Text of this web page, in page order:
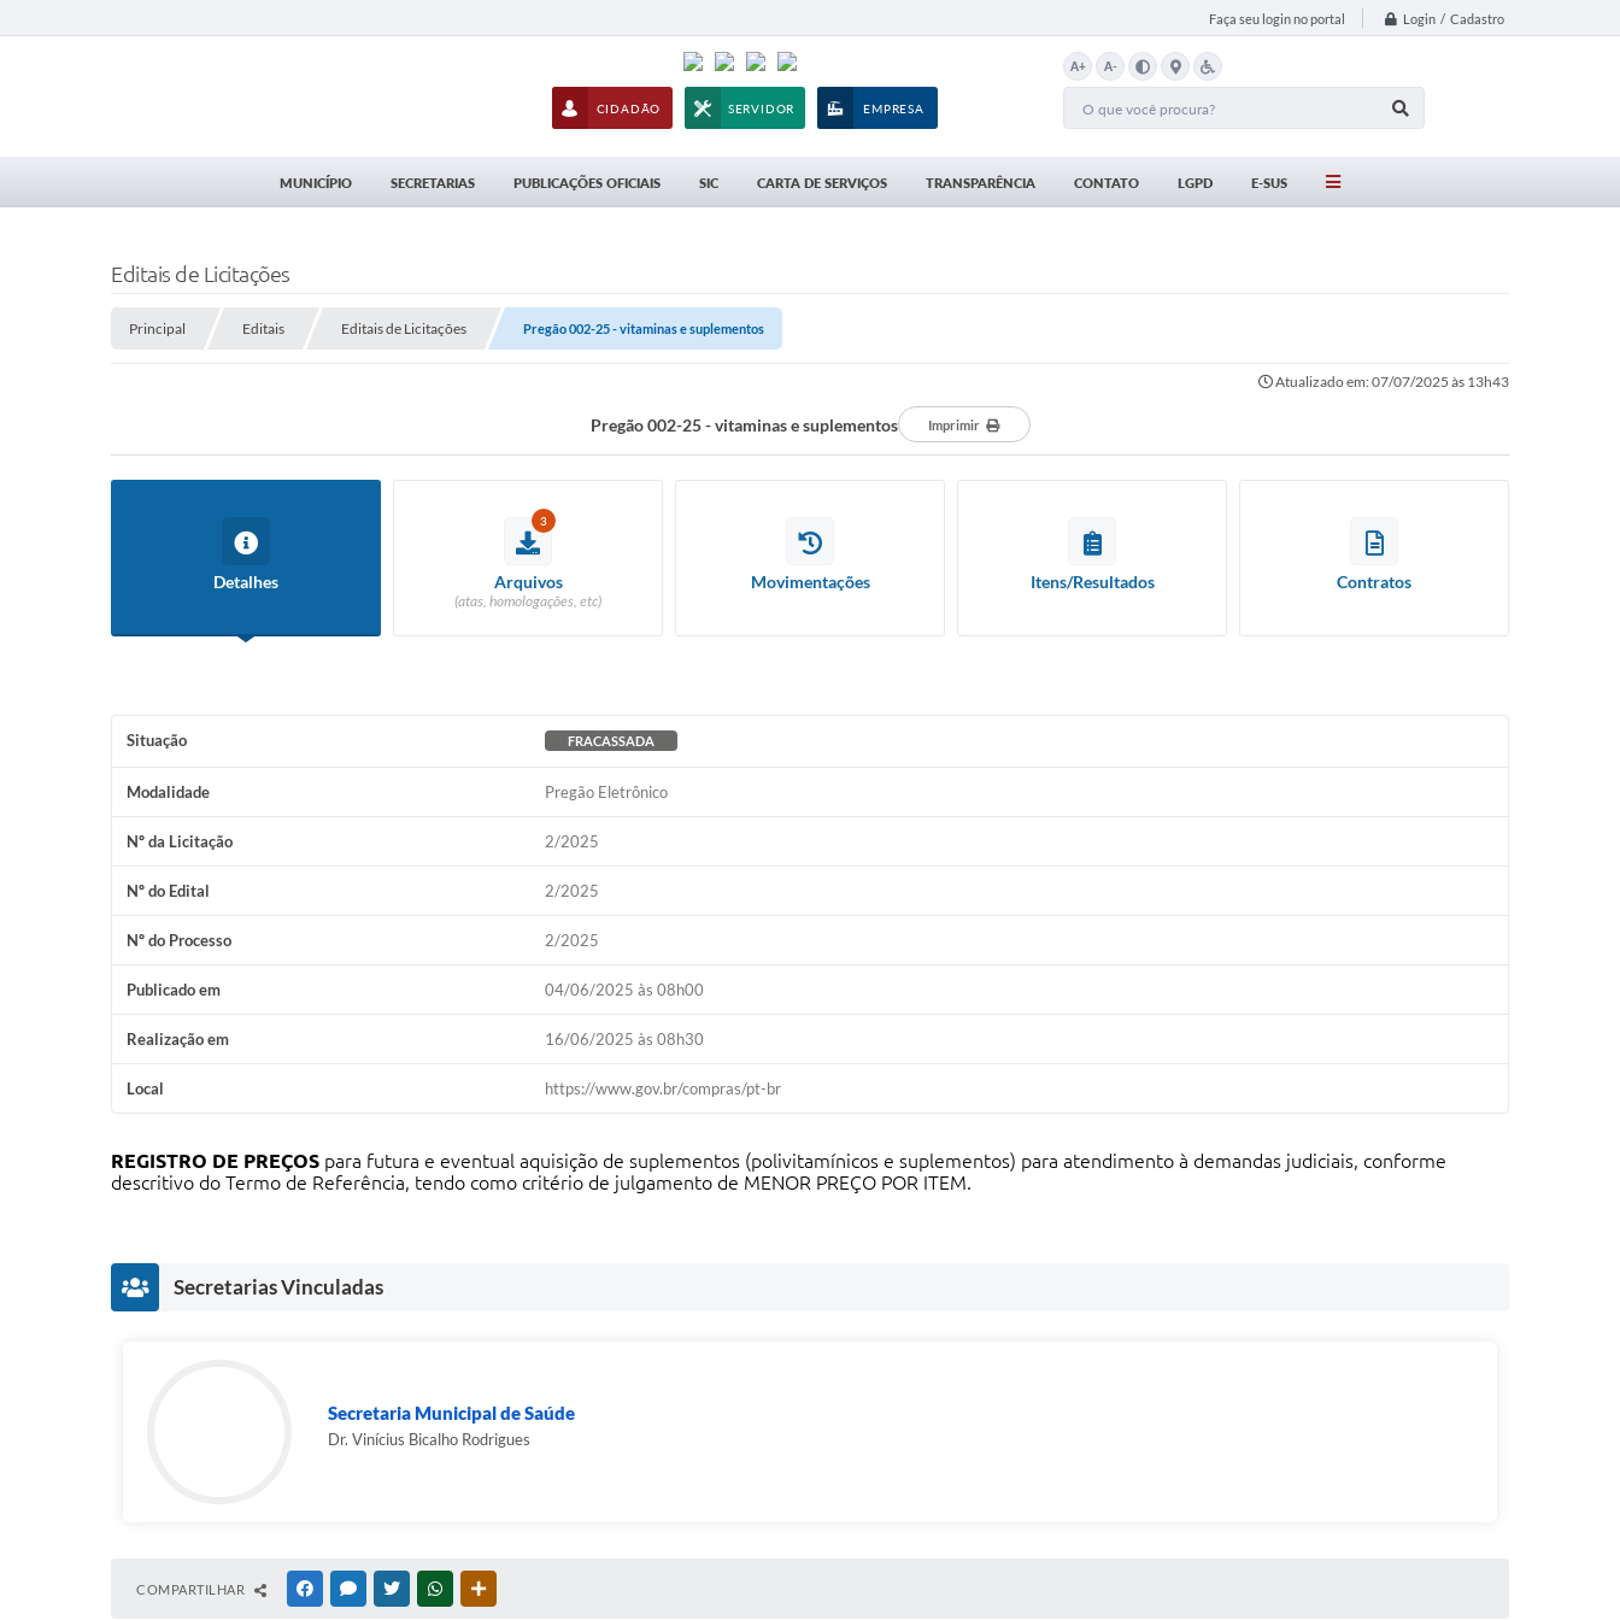
Faça seu login no portal Login / Cadastro
CIDADÃO SERVIDOR EMPRESA
A+ A-
MUNICÍPIO SECRETARIAS PUBLICAÇÕES OFICIAIS SIC CARTA DE SERVIÇOS TRANSPARÊNCIA CONTATO LGPD E-SUS
Editais de Licitações
Principal Editais Editais de Licitações Pregão 002-25 - vitaminas e suplementos
Atualizado em: 07/07/2025 às 13h43
Pregão 002-25 - vitaminas e suplementos Imprimir
Detalhes
3
Arquivos
(atas, homologações, etc)
Movimentações Itens/Resultados Contratos
Situação FRACASSADA
Modalidade Pregão Eletrônico
Nº da Licitação 2/2025
Nº do Edital 2/2025
Nº do Processo 2/2025
Publicado em 04/06/2025 às 08h00
Realização em 16/06/2025 às 08h30
Local https://www.gov.br/compras/pt-br
REGISTRO DE PREÇOS para futura e eventual aquisição de suplementos (polivitamínicos e suplementos) para atendimento à demandas judiciais, conforme
descritivo do Termo de Referência, tendo como critério de julgamento de MENOR PREÇO POR ITEM.
Secretarias Vinculadas
Secretaria Municipal de Saúde
Dr. Vinícius Bicalho Rodrigues
COMPARTILHAR FACEBOOKMESSENGER
TWITTERWHATSAPP